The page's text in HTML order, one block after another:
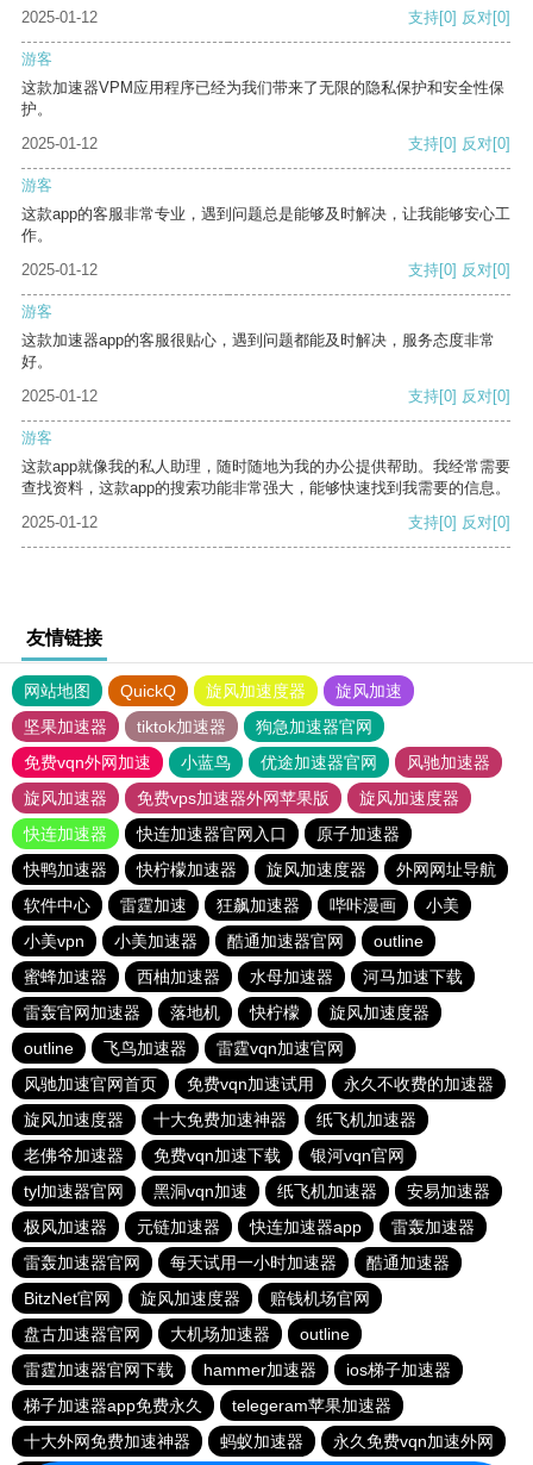
2025-01-12 支持[0] 反对[0]
游客
这款加速器VPM应用程序已经为我们带来了无限的隐私保护和安全性保
护。
2025-01-12
支持[0] 反对[0]
游客
这款app的客服非常专业，遇到问题总是能够及时解决，让我能够安心工
作。
2025-01-12
支持[0] 反对[0]
游客
这款加速器app的客服很贴心，遇到问题都能及时解决，服务态度非常
好。
2025-01-12
支持[0] 反对[0]
游客
这款app就像我的私人助理，随时随地为我的办公提供帮助。我经常需要
查找资料，这款app的搜索功能非常强大，能够快速找到我需要的信息。
2025-01-12
支持[0] 反对[0]
友情链接
网站地图 QuickQ 旋风加速度器
旋风加速
坚果加速器
tiktok加速器
狗急加速器官网
免费vqn外网加速
小蓝鸟 优途加速器官网
风驰加速器
旋风加速器
免费vps加速器外网苹果版
旋风加速度器
快连加速器
快连加速器官网入口
原子加速器
快鸭加速器
快柠檬加速器 旋风加速度器
外网网址导航
软件中心
雷霆加速 狂飙加速器 哔咔漫画
小美
小美vpn
小美加速器 酷通加速器官网
outline
蜜蜂加速器
西柚加速器 水母加速器
河马加速下载
雷轰官网加速器
落地机 快柠檬
旋风加速度器
outline
飞鸟加速器
雷霆vqn加速官网
风驰加速官网首页
免费vqn加速试用
永久不收费的加速器
旋风加速度器
十大免费加速神器
纸飞机加速器
老佛爷加速器
免费vqn加速下载
银河vqn官网
tyl加速器官网
黑洞vqn加速 纸飞机加速器
安易加速器
极风加速器
元链加速器 快连加速器app
雷轰加速器
雷轰加速器官网
每天试用一小时加速器
酷通加速器
BitzNet官网
旋风加速度器
赔钱机场官网
盘古加速器官网
大机场加速器
outline
雷霆加速器官网下载
hammer加速器
ios梯子加速器
梯子加速器app免费永久
telegeram苹果加速器
十大外网免费加速神器
蚂蚁加速器 永久免费vqn加速外网